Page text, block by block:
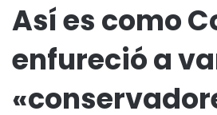
Así es como
enfureció a